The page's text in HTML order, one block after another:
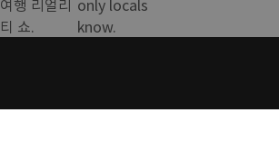
티 쇼.
know.